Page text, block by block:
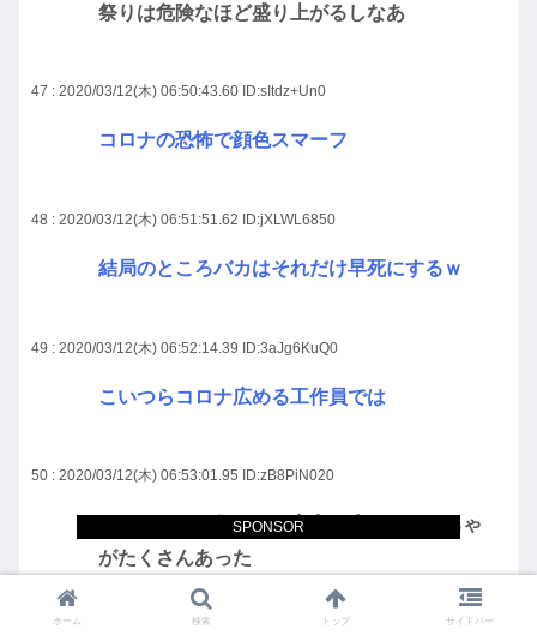
SPONSOR
祭りは危険なほど盛り上がるしなあ
47 : 2020/03/12(木) 06:50:43.60 ID:sItdz+Un0
コロナの恐怖で顔色スマーフ
48 : 2020/03/12(木) 06:51:51.62 ID:jXLWL6850
結局のところバカはそれだけ早死にするｗ
49 : 2020/03/12(木) 06:52:14.39 ID:3aJg6KuQ0
こいつらコロナ広める工作員では
50 : 2020/03/12(木) 06:53:01.95 ID:zB8PiN020
カーチャンが集めてて実家に小さいおもちゃ
がたくさんあった
一個セックスしてるやつあって怖かった
ホーム 検索 トップ サイドバー